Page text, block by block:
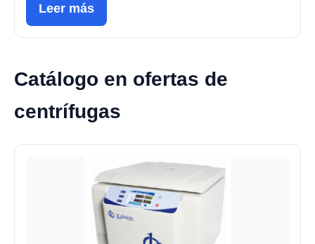
Leer más
Catálogo en ofertas de
centrífugas